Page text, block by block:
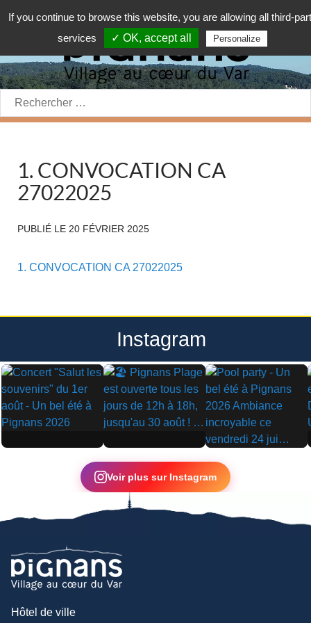
Rechercher:
1. CONVOCATION CA
27022025
PUBLIÉ LE 20 FÉVRIER 2025
1. CONVOCATION CA 27022025
Instagram
▶ ▶
▶
Voir plus sur Instagram
Hôtel de ville
If you continue to browse this website, you are allowing all third-
services
✓ OK, accept all Personalize